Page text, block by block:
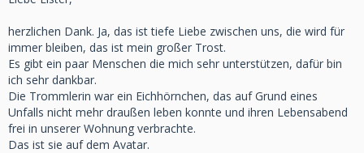
herzlichen Dank. Ja, das ist tiefe Liebe zwischen uns, die wird für
immer bleiben, das ist mein großer Trost.
Es gibt ein paar Menschen die mich sehr unterstützen, dafür bin
ich sehr dankbar.
Die Trommlerin war ein Eichhörnchen, das auf Grund eines
Unfalls nicht mehr draußen leben konnte und ihren Lebensabend
frei in unserer Wohnung verbrachte.
Das ist sie auf dem Avatar.